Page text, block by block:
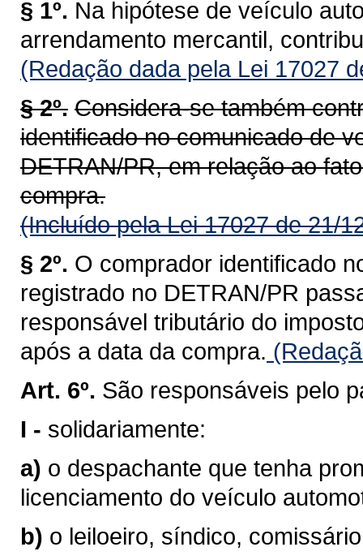
§ 1º. Na hipótese de veículo
arrendamento mercantil,
(Redação dada pela Lei 17027
§ 2º. Considera-se também
identificado no comunicado de
DETRAN/PR, em relação ao
compra.
(Incluído pela Lei 17027 de 21/
§ 2º. O comprador identificado
registrado no DETRAN/PR
responsável tributário do
após a data da compra.
Art. 6º. São responsáveis pelo
I - solidariamente:
a) o despachante que tenha
licenciamento do veículo
b) o leiloeiro, síndico,